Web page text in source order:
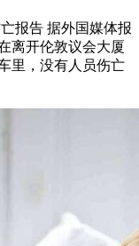
报告 据外国媒体报
离开伦敦议会大厦
里，没有人员伤亡